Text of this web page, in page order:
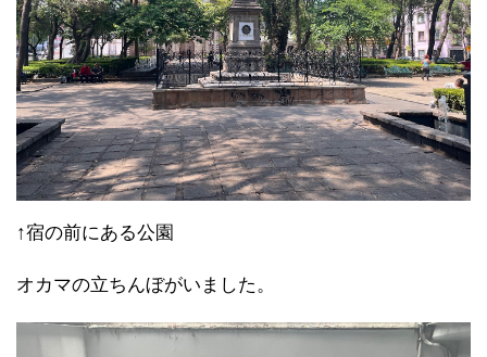
↑宿の前にある公園
オカマの立ちんぼがいました。